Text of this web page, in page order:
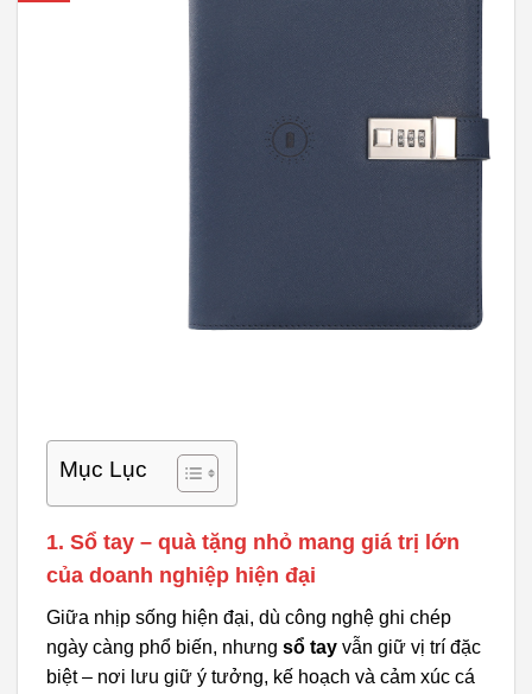
Mục Lục
1. Sổ tay – quà tặng nhỏ mang giá trị lớn
của doanh nghiệp hiện đại
Giữa nhịp sống hiện đại, dù công nghệ ghi chép
ngày càng phổ biến, nhưng sổ tay vẫn giữ vị trí đặc
biệt – nơi lưu giữ ý tưởng, kế hoạch và cảm xúc cá